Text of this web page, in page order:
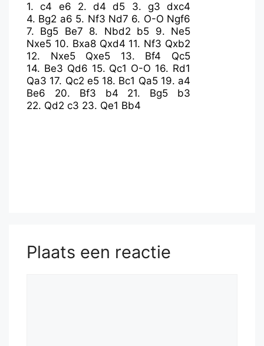
1.c4 e6 2. d4 d5 3. g3 dxc4
4. Bg2 a6 5. Nf3 Nd7 6. O-O Ngf6
7. Bg5 Be7 8. Nbd2 b5 9. Ne5
Nxe5 10. Bxa8 Qxd4 11. Nf3 Qxb2
12. Nxe5 Qxe5 13. Bf4
Qc5
14. Be3 Qd6 15. Qc1 O-O 16. Rd1
Qa3 17. Qc2 e5 18. Bc1 Qa5 19. a4
Be6
20. Bf3 b4 21. Bg5
b3
22. Qd2 c3 23. Qe1 Bb4
Plaats een reactie